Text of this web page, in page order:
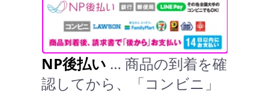
NP後払い … 商品の到着を確
認してから、「コンビニ」